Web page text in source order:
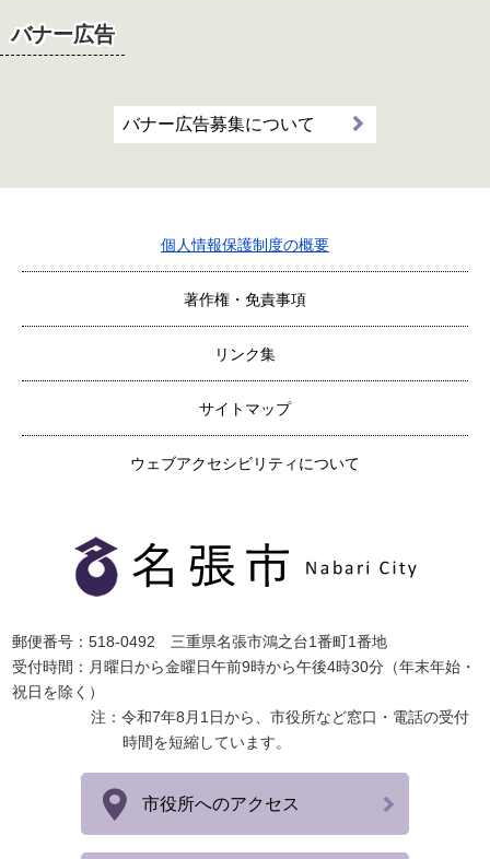
バナー広告
バナー広告募集について
個人情報保護制度の概要
著作権・免責事項
リンク集
サイトマップ
ウェブアクセシビリティについて
郵便番号：518-0492 三重県名張市鴻之台1番町1番地
受付時間：月曜日から金曜日午前9時から午後4時30分（年末年始・
祝日を除く）
注：令和7年8月1日から、市役所など窓口・電話の受付
時間を短縮しています。
市役所へのアクセス